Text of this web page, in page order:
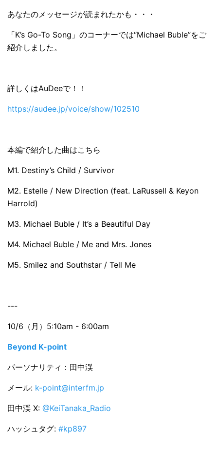
あなたのメッセージが読まれたかも・・・
「K’s Go-To Song」のコーナーでは“Michael Buble”をご
紹介しました。
詳しくはAuDeeで！！
https://audee.jp/voice/show/102510
本編で紹介した曲はこちら
M1. Destiny’s Child / Survivor
M2. Estelle / New Direction (feat. LaRussell & Keyon
Harrold)
M3. Michael Buble / It’s a Beautiful Day
M4. Michael Buble / Me and Mrs. Jones
M5. Smilez and Southstar / Tell Me
---
10/6（月）5:10am - 6:00am
Beyond K-point
パーソナリティ：田中渓
メール: k-point@interfm.jp
田中渓 X: @KeiTanaka_Radio
ハッシュタグ: #kp897